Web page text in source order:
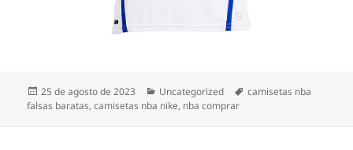
Publicado
el
25 de agosto de 2023 Categorías
Uncategorized Etiquetas
camisetas nba
falsas baratas,camisetas nba nike, nba comprar